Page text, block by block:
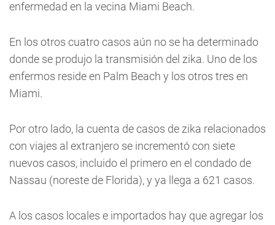
enfermedad en la vecina Miami Beach.
En los otros cuatro casos aún no se ha determinado
donde se produjo la transmisión del zika. Uno de los
enfermos reside en Palm Beach y los otros tres en
Miami.
Por otro lado, la cuenta de casos de zika relacionados
con viajes al extranjero se incrementó con siete
nuevos casos, incluido el primero en el condado de
Nassau (noreste de Florida), y ya llega a 621 casos.
A los casos locales e importados hay que agregar los